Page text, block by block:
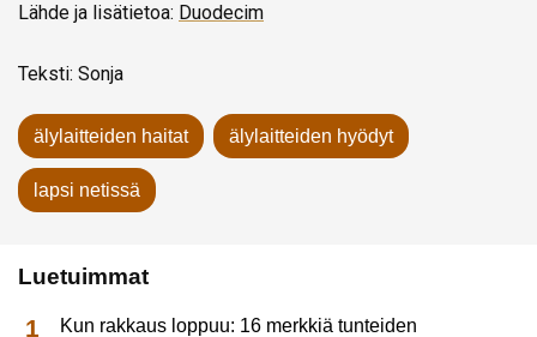
Lähde ja lisätietoa: Duodecim
Teksti: Sonja
älylaitteiden haitat älylaitteiden hyödyt
lapsi netissä
Luetuimmat
Kun rakkaus loppuu: 16 merkkiä tunteiden